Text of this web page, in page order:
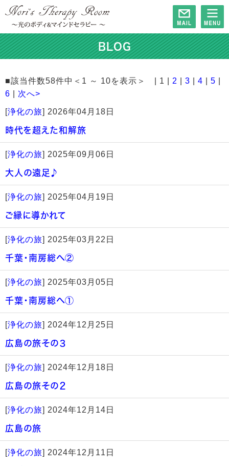
BLOG
■該当件数58件中＜1 ～ 10を表示＞ | 1 | 2 3 4 5
6
次へ>
[浄化の旅] 2026年04月18日
時代を超えた和解旅
[浄化の旅] 2025年09月06日
大人の遠足♪
[浄化の旅] 2025年04月19日
ご縁に導かれて
[浄化の旅] 2025年03月22日
千葉・南房総へ②
[浄化の旅] 2025年03月05日
千葉・南房総へ①
[浄化の旅] 2024年12月25日
広島の旅その３
[浄化の旅] 2024年12月18日
広島の旅その２
[浄化の旅] 2024年12月14日
広島の旅
[浄化の旅] 2024年12月11日